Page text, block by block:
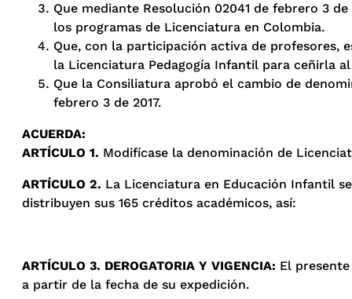
Que mediante Resolución 02041 de febrero 3
los programas de Licenciatura en Colombia.
Que, con la participación activa de profesores,
la Licenciatura Pedagogía Infantil para ceñirla
Que la Consiliatura aprobó el cambio de
febrero 3 de 2017.
ACUERDA:
ARTÍCULO 1. Modifícase la denominación de
ARTÍCULO 2. La Licenciatura en Educación Infantil
distribuyen sus 165 créditos académicos, así:
ARTÍCULO 3. DEROGATORIA Y VIGENCIA: El
a partir de la fecha de su expedición.